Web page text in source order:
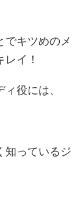
でキツめのメ
イ！
役には、
知っているジ